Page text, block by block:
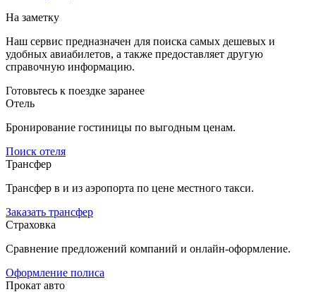
На заметку
Наш сервис предназначен для поиска самых дешевых и
удобных авиабилетов, а также предоставляет другую
справочную информацию.
Готовьтесь к поездке заранее
Отель
Бронирование гостиницы по выгодным ценам.
Поиск отеля
Трансфер
Трансфер в и из аэропорта по цене местного такси.
Заказать трансфер
Страховка
Сравнение предложений компаний и онлайн-оформление.
Оформление полиса
Прокат авто